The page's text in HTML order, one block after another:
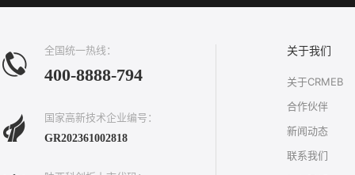
全国统一热线：
400-8888-794
国家高新技术企业编号：
GR202361002818
关于我们
关于CRMEB
合作伙伴
新闻动态
联系我们